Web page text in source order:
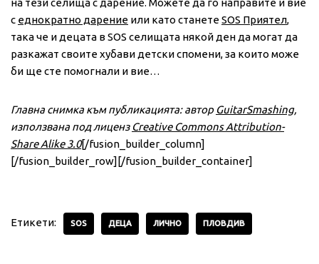
на тези селища с дарение. Можете да го направите и вие
с еднократно дарение или като станетеSOS Приятел,
така че и децата в SOS селищата някой ден да могат да
разкажат своите хубави детски спомени, за които може
би ще сте помогнали и вие…
Главна снимка към публикацията: автор GuitarSmashing,
използвана под лиценз Creative Commons Attribution-
Share Alike 3.0[/fusion_builder_column]
[/fusion_builder_row][/fusion_builder_container]
Етикети: SOS ДЕЦА ЛИЧНО ПЛОВДИВ